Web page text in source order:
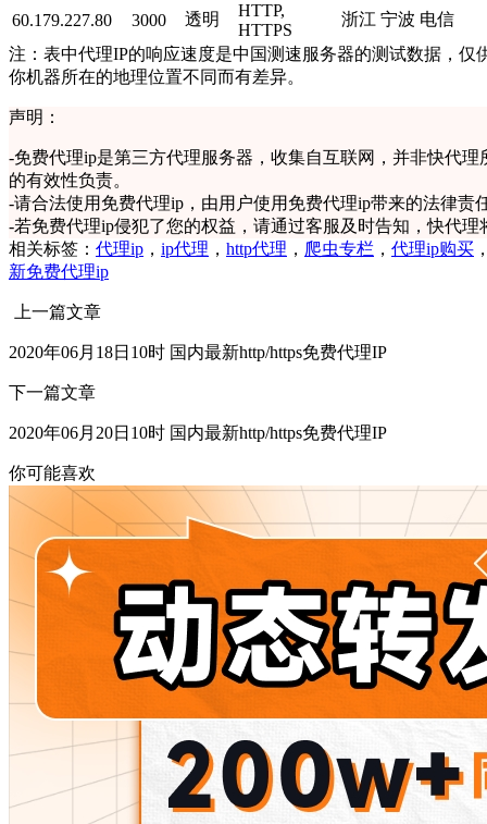
60.179.227.80 3000 透明
HTTP,
HTTPS
浙江 宁波 电信
注：表中代理IP的响应速度是中国测速服务器的测试数据，仅
你机器所在的地理位置不同而有差异。
声明：
-免费代理ip是第三方代理服务器，收集自互联网，并非快代
的有效性负责。
-请合法使用免费代理ip，由用户使用免费代理ip带来的法律责
-若免费代理ip侵犯了您的权益，请通过客服及时告知，快代理
相关标签： 代理ip ， ip代理 ， http代理 ， 爬虫专栏 ， 代理ip购买
新免费代理ip
上一篇文章
2020年06月18日10时 国内最新http/https免费代理IP
下一篇文章
2020年06月20日10时 国内最新http/https免费代理IP
你可能喜欢